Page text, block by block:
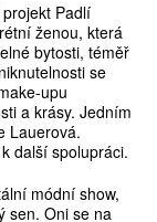
Padlí
ženou, která
bytosti, téměř
se
upu
a krásy. Jedním
Lauerová.
další spolupráci.
módní show,
sen. Oni se na